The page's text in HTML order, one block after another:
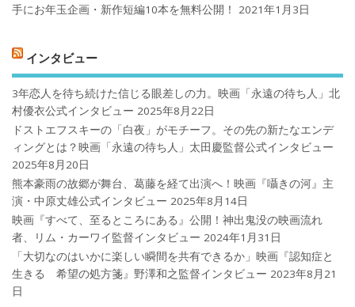
手にお年玉企画・新作短編10本を無料公開！
2021年1月3日
インタビュー
3年恋人を待ち続けた信じる眼差しの力。映画「永遠の待ち人」北
村優衣公式インタビュー 2025年8月22日
ドストエフスキーの「白夜」がモチーフ。その先の新たなエンデ
ィングとは？映画「永遠の待ち人」太田慶監督公式インタビュー
2025年8月20日
熊本豪雨の故郷が舞台、葛藤を経て出演へ！映画『囁きの河』主
演・中原丈雄公式インタビュー 2025年8月14日
映画『すべて、至るところにある』公開！神出鬼没の映画流れ
者、リム・カーワイ監督インタビュー 2024年1月31日
「大切なのはいかに楽しい瞬間を共有できるか」映画『認知症と
生きる 希望の処方箋』野澤和之監督インタビュー 2023年8月21
日